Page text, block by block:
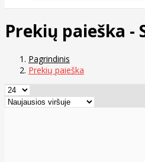
Prekių paieška -
Pagrindinis
Prekių paieška